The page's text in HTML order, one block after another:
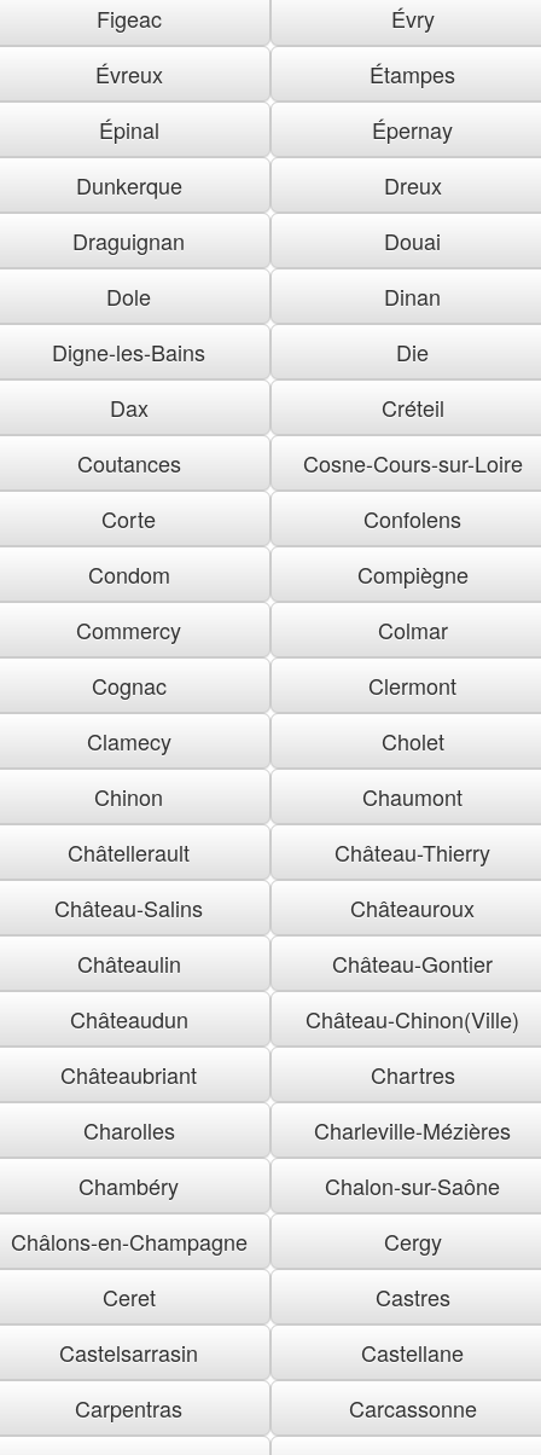
Figeac
Évry
Évreux
Étampes
Épinal
Épernay
Dunkerque
Dreux
Draguignan
Douai
Dole
Dinan
Digne-les-Bains
Die
Dax
Créteil
Coutances
Cosne-Cours-sur-Loire
Corte
Confolens
Condom
Compiègne
Commercy
Colmar
Cognac
Clermont
Clamecy
Cholet
Chinon
Chaumont
Châtellerault
Château-Thierry
Château-Salins
Châteauroux
Châteaulin
Château-Gontier
Châteaudun
Château-Chinon(Ville)
Châteaubriant
Chartres
Charolles
Charleville-Mézières
Chambéry
Chalon-sur-Saône
Châlons-en-Champagne
Cergy
Ceret
Castres
Castelsarrasin
Castellane
Carpentras
Carcassonne